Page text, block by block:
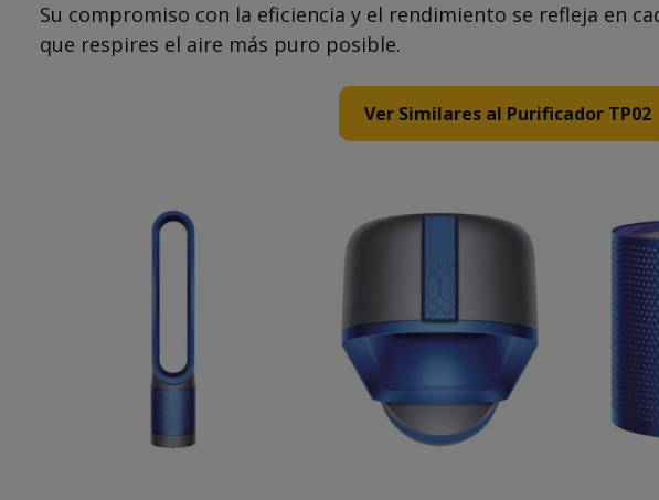
Su compromiso con la eficiencia y el rendimiento se refleja en
que respires el aire más puro posible.
Ver Similares al Purificador TP02